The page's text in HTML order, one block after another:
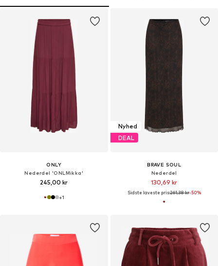
ONLY
Nederdel 'ONLMikka'
245,00 kr
+1
Nyhed
DEAL
BRAVE SOUL
Nederdel
130,69 kr
Sidste laveste pris:261,38 kr-50%